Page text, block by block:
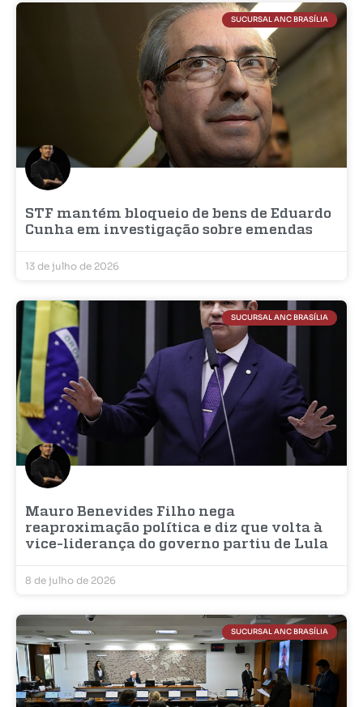
SUCURSAL ANC BRASÍLIA
STF mantém bloqueio de bens de Eduardo
Cunha em investigação sobre emendas
13 de julho de 2026
SUCURSAL ANC BRASÍLIA
Mauro Benevides Filho nega
reaproximação política e diz que volta à
vice-liderança do governo partiu de Lula
8 de julho de 2026
SUCURSAL ANC BRASÍLIA